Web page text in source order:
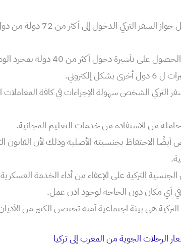
يستطيع حامل جواز السفر
كما أنه يمكن الحصول على تأشيرة
إلكتروني.
التركي الشخص سهولة الإجراءات في كافة المعاملات
من الاستفادة من خدمات التعليم المجانية.
الاحتفاظ بجنسيته الأصلية وذلك لأن القانون
التركية على الإعفاء من أداء الخدمة العسكرية في
أي مكان دون الحاجة لوجود اذن عمل.
التركية هي بيئة اجتماعية آمنه تحتضن الكثير من
الرحلات الجوية من المغرب إلى تركيا